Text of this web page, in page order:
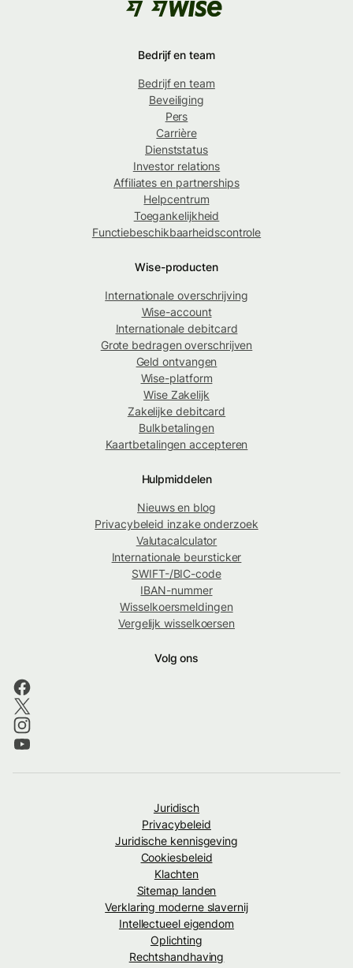
Bedrijf en team
Bedrijf en team
Beveiliging
Pers
Carrière
Dienststatus
Investor relations
Affiliates en partnerships
Helpcentrum
Toegankelijkheid
Functiebeschikbaarheidscontrole
Wise-producten
Internationale overschrijving
Wise-account
Internationale debitcard
Grote bedragen overschrijven
Geld ontvangen
Wise-platform
Wise Zakelijk
Zakelijke debitcard
Bulkbetalingen
Kaartbetalingen accepteren
Hulpmiddelen
Nieuws en blog
Privacybeleid inzake onderzoek
Valutacalculator
Internationale beursticker
SWIFT-/BIC-code
IBAN-nummer
Wisselkoersmeldingen
Vergelijk wisselkoersen
Volg ons
Juridisch
Privacybeleid
Juridische kennisgeving
Cookiesbeleid
Klachten
Sitemap landen
Verklaring moderne slavernij
Intellectueel eigendom
Oplichting
Rechtshandhaving